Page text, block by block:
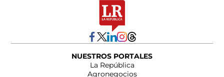
NUESTROS PORTALES
La República
Agronegocios